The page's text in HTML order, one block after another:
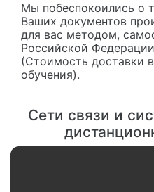
Мы побеспокоились о
Ваших документов
для вас методом,
Российской
(Стоимость доставки
обучения).
Сети связи и